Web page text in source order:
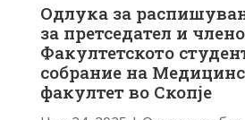
Одлука за
за претседател и
Факултетското
собрание на
факултет во Скопје